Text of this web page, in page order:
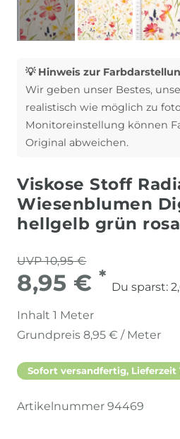
💡 Hinweis zur
Wir geben unser Bestes,
realistisch wie möglich zu
Monitoreinstellung können
Original abweichen.
Viskose Stoff
Wiesenblumen
hellgelb grün
UVP 10,95 €
8,95 € *
Du sparst:
Inhalt 1 Meter
Grundpreis 8,95 € / Meter
Sofort versandfertig, Lieferzeit
Artikelnummer 94469